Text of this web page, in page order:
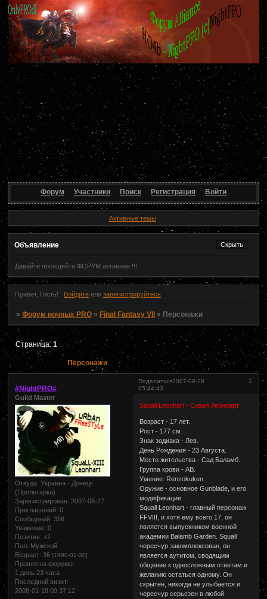
Форум Участники Поиск Регистрация Войти
Активные темы
Объявление
Давайте посещяйте ФОРУМ активнее !!!
Привет, Гость! Войдитеили зарегистрируйтесь.
» Форум ночных PRO » Final Fantasy VII » Персонажи
Персонажи
Страница: 1
Поделиться 1
2007-08-28
05:44:43
#NightPRO#
Guild Master
Откуда: Украина - Донецк
(Пролетарка)
Зарегистрирован: 2007-08-27
Приглашений: 0
Сообщений: 356
Уважение: 0
Позитив: +2
Пол: Мужской
Возраст: 36[1990-01-30]
Провел на форуме:
1 день 23 часа
Последний визит:
2008-01-18 09:37:12
Squall Leonhart - Сквал Леонхарт
Возраст - 17 лет.
Рост - 177 см.
Знак зодиака - Лев.
День Рождения - 23 Августа.
Место жительства - Сад Баламб.
Группа крови - АВ.
Умение: Renzokuken
Оружие - основное Gunblade, и его
модификации.
Squall Leonhart - главный персонаж
FFVIII, и хотя ему всего 17, он
является выпускником военной
академии Balamb Garden. Squall
чересчур закомплексован, он
является аутитом, сводящим
общение к односложным ответам и
желанию остаться одному. Он
скрытен, никогда не улыбается и
чересчур серьезен в любой